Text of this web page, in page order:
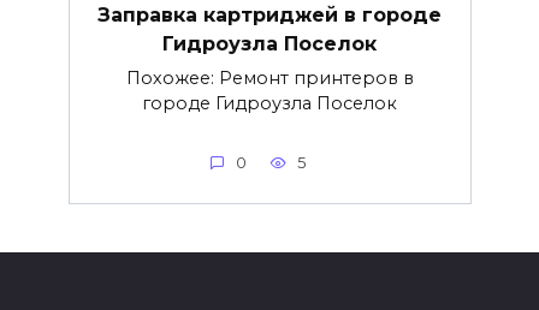
Заправка картриджей в городе
Гидроузла Поселок
Похожее: Ремонт принтеров в
городе Гидроузла Поселок
0 5